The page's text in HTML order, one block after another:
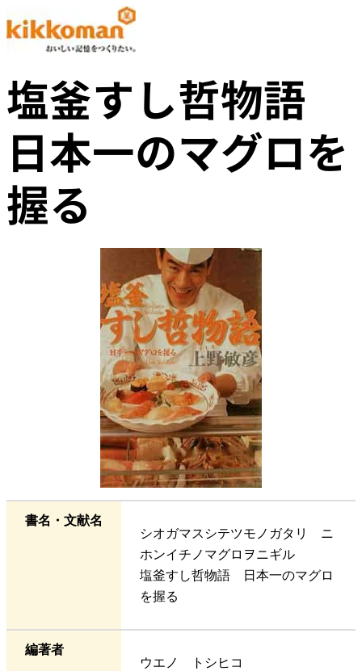
塩釜すし哲物語
日本一のマグロを
握る
書名・文献名
シオガマスシテツモノガタリ ニ
ホンイチノマグロヲニギル
塩釜すし哲物語 日本一のマグロ
を握る
編著者
ウエノ トシヒコ